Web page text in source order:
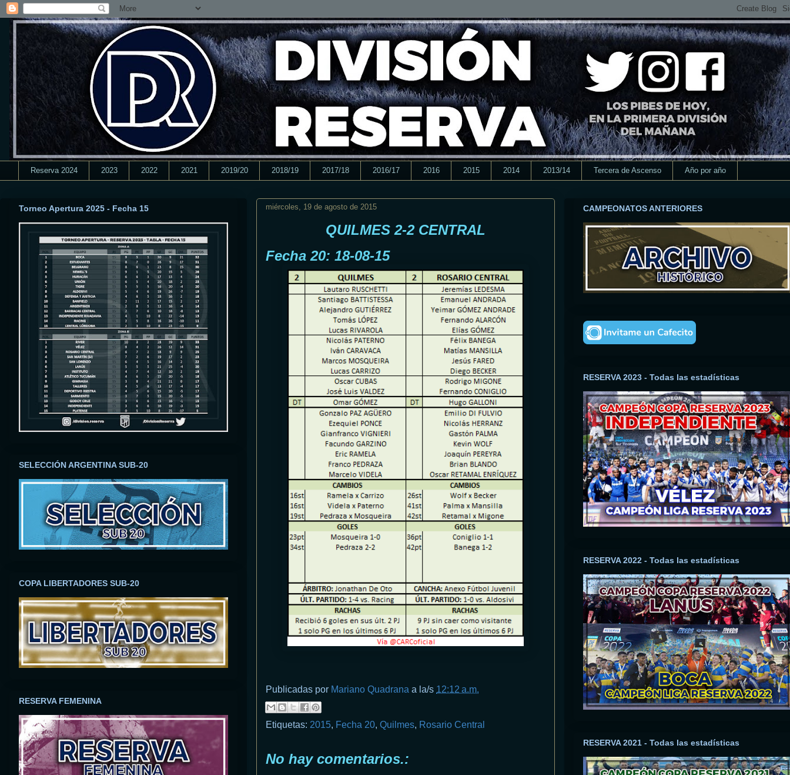
Reserva 2024 2023 2022 2021 2019/20 2018/19 2017/18 2016/17 2016 2015 2014 2013/14 Tercera de Ascenso Año por año
miércoles, 19 de agosto de 2015
QUILMES 2-2 CENTRAL
Fecha 20: 18-08-15
Publicadas por Mariano Quadrana a la/s 12:12 a.m.
Etiquetas: 2015, Fecha 20, Quilmes, Rosario Central
No hay comentarios.:
Torneo Apertura 2025 - Fecha 15
SELECCIÓN ARGENTINA SUB-20
COPA LIBERTADORES SUB-20
RESERVA FEMENINA
CAMPEONATOS ANTERIORES
RESERVA 2023 - Todas las estadísticas
RESERVA 2022 - Todas las estadísticas
RESERVA 2021 - Todas las estadísticas